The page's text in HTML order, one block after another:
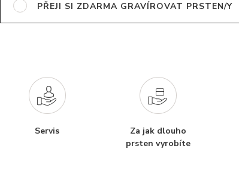
PŘEJI SI ZDARMA GRAVÍROVAT PRSTEN/Y
Servis
Za jak dlouho
prsten vyrobíte